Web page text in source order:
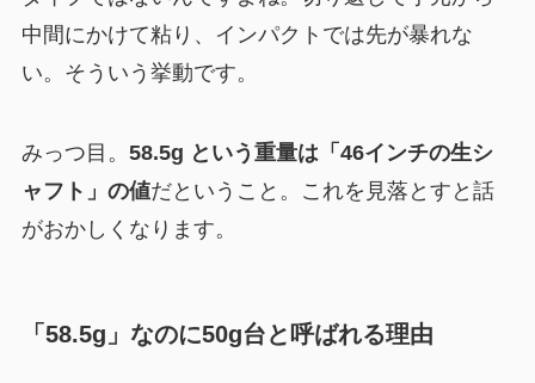
中間にかけて粘り、インパクトでは先が暴れな
い。そういう挙動です。
みっつ目。 58.5g という重量は「46インチの生シ
ャフト」の値だということ。これを見落とすと話
がおかしくなります。
「58.5g」なのに50g台と呼ばれる理由